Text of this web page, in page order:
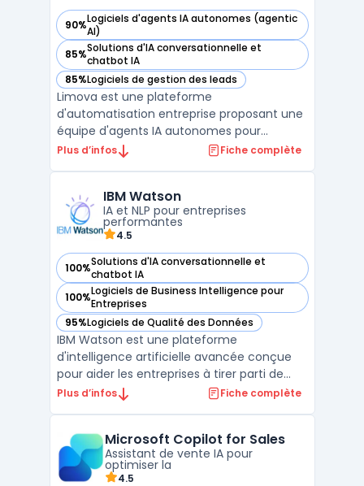
90%Logiciels d'agents IA autonomes (agentic
AI)
— voir Limova dans cette catégorie
85%Solutions d'IA conversationnelle et
chatbot IA
— voir Limova dans cette catégorie
85%Logiciels de gestion des leads
— voir Limova dans cette catégorie
Limova est une plateforme
d'automatisation entreprise proposant une
équipe d'agents IA autonomes pour
exécuter tâches récurrentes sans
virtuels spécialisés couvrant marketing,
service client, prospection ...
Plus d’infos Fiche complète
IBM Watson
IA et NLP pour entreprises
performantes
4.5
100%Solutions d'IA conversationnelle et
chatbot IA
— voir IBM Watson dans cette catégorie
100%Logiciels de Business Intelligence pour
Entreprises
— voir IBM Watson dans cette catégorie
95%Logiciels de Qualité des Données
— voir IBM Watson dans cette catégorie
IBM Watson est une plateforme
d'intelligence artificielle avancée conçue
pour aider les entreprises à tirer parti de
leurs données et à automatiser leurs
naturel (NLP), l'apprentissage automatique
et l'analyse prédictive ...
Plus d’infos Fiche complète
Microsoft Copilot for Sales
Assistant de vente IA pour
optimiser la
4.5